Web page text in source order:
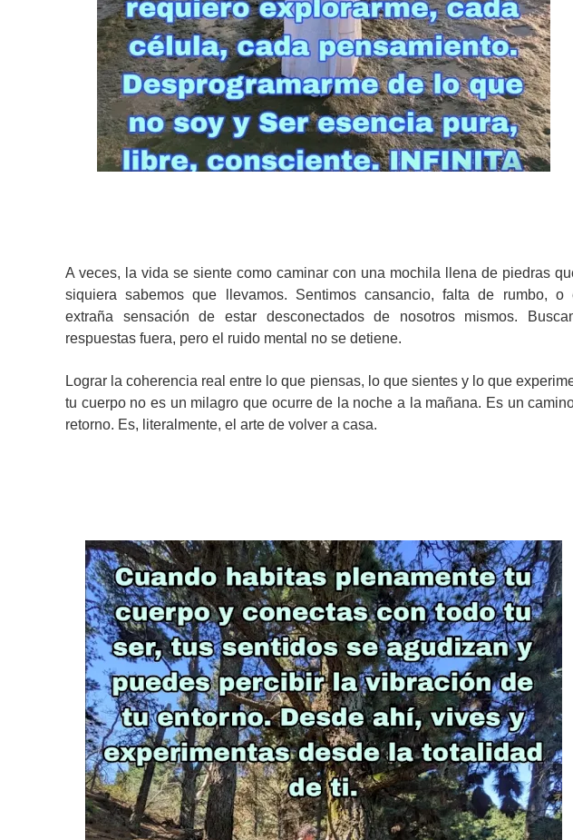
A veces, la vida se siente como caminar con una mochila llena de piedras
siquiera sabemos que llevamos. Sentimos cansancio, falta de rumbo, o
extraña sensación de estar desconectados de nosotros mismos.
respuestas fuera, pero el ruido mental no se detiene.
Lograr la coherencia real entre lo que piensas, lo que sientes y lo que
tu cuerpo no es un milagro que ocurre de la noche a la mañana. Es un
retorno. Es, literalmente, el arte de volver a casa.